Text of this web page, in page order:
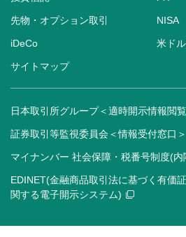
先物・オプション取引 NISA
iDeCo 米ド
サイトマップ
日本取引所グループ＜適時開示情報閲
証券取引等監視委員会＜情報受付窓口＞
マイナンバー 社会保障・税番号制度(内
EDINET(金融商品取引法に基づく有価
関する電子開示システム)